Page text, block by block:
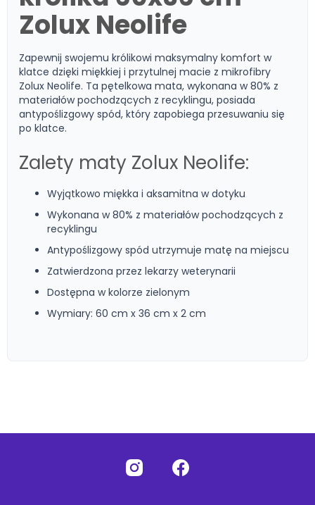
Zolux Neolife
Zapewnij swojemu królikowi maksymalny komfort w
klatce dzięki miękkiej i przytulnej macie z mikrofibry
Zolux Neolife. Ta pętelkowa mata, wykonana w 80% z
materiałów pochodzących z recyklingu, posiada
antypoślizgowy spód, który zapobiega przesuwaniu się
po klatce.
Zalety maty Zolux Neolife:
Wyjątkowo miękka i aksamitna w dotyku
Wykonana w 80% z materiałów pochodzących z
recyklingu
Antypoślizgowy spód utrzymuje matę na miejscu
Zatwierdzona przez lekarzy weterynarii
Dostępna w kolorze zielonym
Wymiary: 60 cm x 36 cm x 2 cm